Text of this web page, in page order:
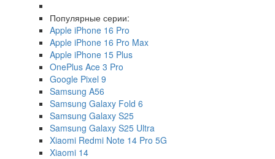
Популярные серии:
Apple iPhone 16 Pro
Apple iPhone 16 Pro Max
Apple iPhone 15 Plus
OnePlus Ace 3 Pro
Google Pixel 9
Samsung A56
Samsung Galaxy Fold 6
Samsung Galaxy S25
Samsung Galaxy S25 Ultra
Xiaomi Redmi Note 14 Pro 5G
Xiaomi 14